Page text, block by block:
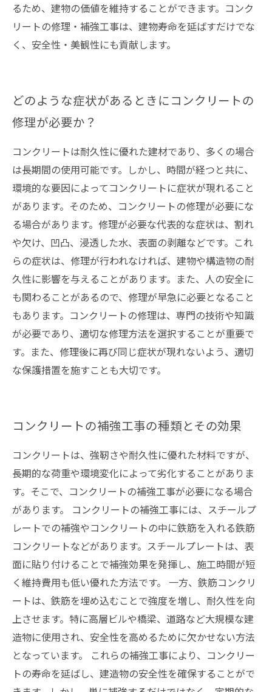
るため、建物の価値を維持することができます。コンク
リートの修理・補強工事は、建物寿命を延ばすだけでな
く、安全性・美観性にも貢献します。
どのような症状があるときにコンクリートの
修理が必要か？
コンクリートは耐久性に優れた建材であり、多くの場合
は長期間の使用可能です。しかし、時間が経つと共に、
環境的な要因によってコンクリートに症状が現れること
があります。そのため、コンクリートの修理が必要にな
る場合があります。修理が必要な代表的な症状は、割れ
や欠け、凹凸、浸透した水、表面の剥離などです。これ
らの症状は、修理が行われなければ、建物や構造物の耐
久性に影響を与えることがあります。また、人の安全に
も関わることがあるので、修理が早急に必要となること
もあります。コンクリートの修理は、専門の技術や知識
が必要であり、適切な修理方法を選択することが重要で
す。また、修理後に再び同じ症状が現れないよう、適切
な保護措置を施すことも大切です。
コンクリートの補強工事の種類とその効果
コンクリートは、強靭さや耐久性に優れた材料ですが、
長期的な荷重や環境変化によって劣化することがありま
す。そこで、コンクリートの補強工事が必要になる場合
があります。 コンクリートの補強工事には、スチールプ
レートでの補強やコンクリートの中に鉄筋を入れる鉄筋
コンクリートなどがあります。スチールプレートは、表
面に貼り付けることで補強効果を発揮し、施工時間が短
く維持費用も低い優れた方法です。 一方、鉄筋コンクリ
ートは、鉄筋を埋め込むことで強度を増し、耐久性を向
上させます。特に高層ビルや橋梁、道路など大規模な建
造物に使用され、安全性を高めるために欠かせない方法
となっています。 これらの補強工事により、コンクリー
トの寿命を延ばし、建造物の安全性を確保することがで